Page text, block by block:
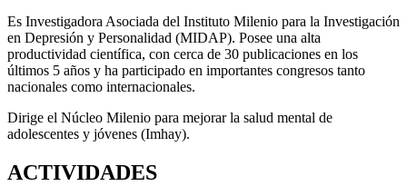
Es Investigadora Asociada del Instituto Milenio para la Investigación
en Depresión y Personalidad (MIDAP). Posee una alta
productividad científica, con cerca de 30 publicaciones en los
últimos 5 años y ha participado en importantes congresos tanto
nacionales como internacionales.
Dirige el Núcleo Milenio para mejorar la salud mental de
adolescentes y jóvenes (Imhay).
ACTIVIDADES